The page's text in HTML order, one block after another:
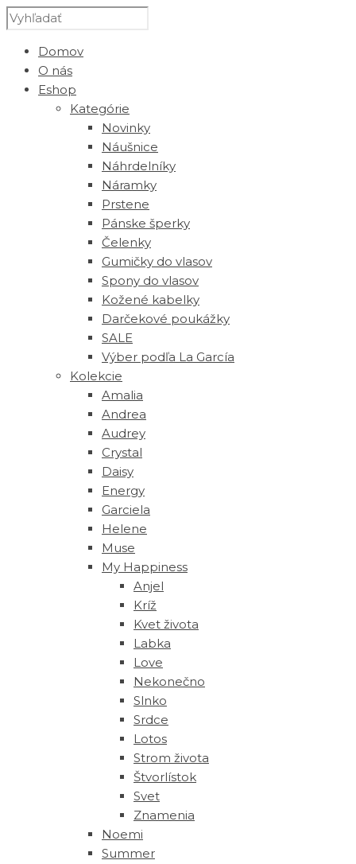
Domov
O nás
Eshop
Kategórie
Novinky
Náušnice
Náhrdelníky
Náramky
Prstene
Pánske šperky
Čelenky
Gumičky do vlasov
Spony do vlasov
Kožené kabelky
Darčekové poukážky
SALE
Výber podľa La García
Kolekcie
Amalia
Andrea
Audrey
Crystal
Daisy
Energy
Garciela
Helene
Muse
‎My Happiness
Anjel
Kríž
Kvet života
Labka
Love
Nekonečno
Slnko
Srdce
Lotos
Strom života
Štvorlístok
Svet
Znamenia
Noemi
Summer